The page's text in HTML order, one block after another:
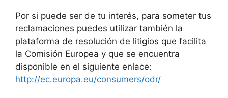
Por si puede ser de tu interés, para someter tus
reclamaciones puedes utilizar también la
plataforma de resolución de litigios que facilita
la Comisión Europea y que se encuentra
disponible en el siguiente enlace:
http://ec.europa.eu/consumers/odr/